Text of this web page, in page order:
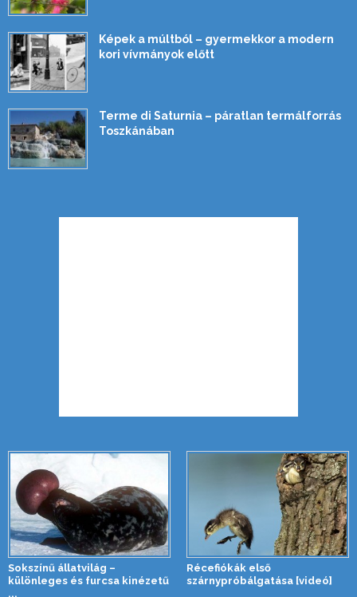
Képek a múltból – gyermekkor a modern
kori vívmányok előtt
Terme di Saturnia – páratlan termálforrás
Toszkánában
Sokszínű állatvilág –
különleges és furcsa kinézetű
...
Récefiókák első
szárnypróbálgatása [videó]